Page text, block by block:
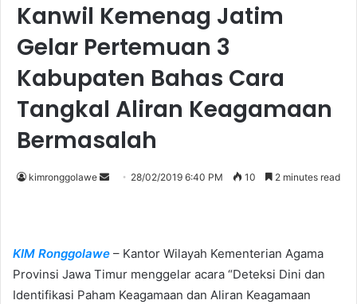
Kanwil Kemenag Jatim
Gelar Pertemuan 3
Kabupaten Bahas Cara
Tangkal Aliran Keagamaan
Bermasalah
kimronggolawe
a
n
e
28/02/2019 6:40 PM 10 2 minutes read
KIM Ronggolawe – Kantor Wilayah Kementerian Agama
Provinsi Jawa Timur menggelar acara “Deteksi Dini dan
Identifikasi Paham Keagamaan dan Aliran Keagamaan